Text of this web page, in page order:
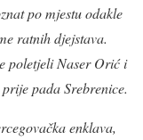
po mjestu odakle
ratnih djejstava.
poletjeli Naser Orić i
pada Srebrenice.
enklava,